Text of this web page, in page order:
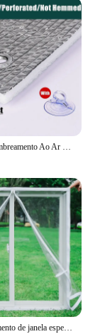
ease of
DIY
are
for both
The
secure fit,
their
of
is not
but also to
and tear,
friendly and
janelas
in energy
with your
Cortina De Sombreamento Ao Ar Livre De Isolamento Térmico, Tela De Sombra De Alumínio Anti-UV, Filme De Sombrinha Doméstico, Espesso, 5mm
Filme de isolamento de janela espessamento à prova de vento quente cortina de quarto com zíper isolamento de janela cortinas de inverno para sala de estar